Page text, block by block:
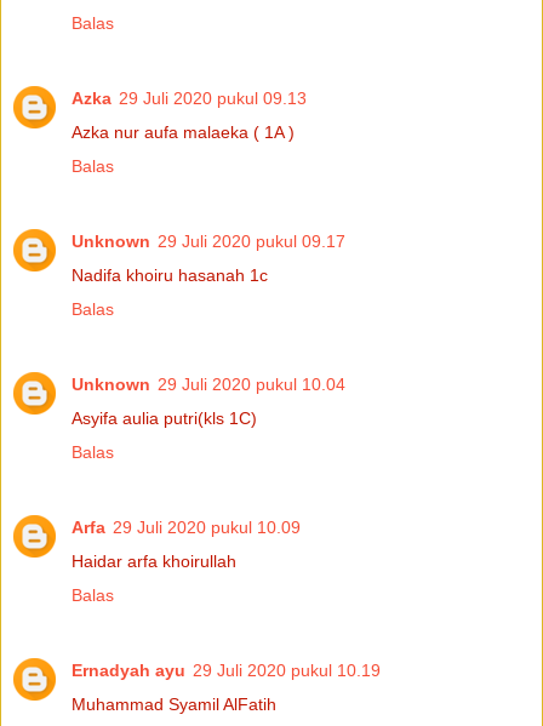
Balas
Azka 29 Juli 2020 pukul 09.13
Azka nur aufa malaeka ( 1A )
Balas
Unknown 29 Juli 2020 pukul 09.17
Nadifa khoiru hasanah 1c
Balas
Unknown 29 Juli 2020 pukul 10.04
Asyifa aulia putri(kls 1C)
Balas
Arfa 29 Juli 2020 pukul 10.09
Haidar arfa khoirullah
Balas
Ernadyah ayu 29 Juli 2020 pukul 10.19
Muhammad Syamil AlFatih